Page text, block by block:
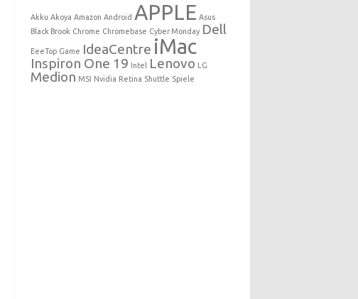
Akku Akoya Amazon Android APPLE Asus
Black Brook Chrome Chromebase Cyber Monday Dell
EeeTop Game IdeaCentre iMac
Inspiron One 19 Intel Lenovo LG
Medion MSI Nvidia Retina Shuttle Spiele